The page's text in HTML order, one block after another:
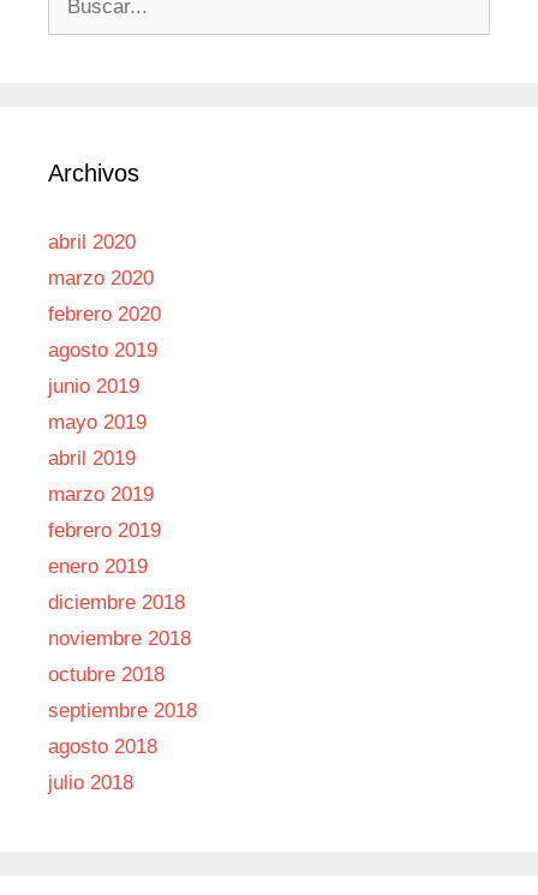
Archivos
abril 2020
marzo 2020
febrero 2020
agosto 2019
junio 2019
mayo 2019
abril 2019
marzo 2019
febrero 2019
enero 2019
diciembre 2018
noviembre 2018
octubre 2018
septiembre 2018
agosto 2018
julio 2018